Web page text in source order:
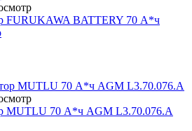
FURUKAWA BATTERY 70 А*ч
MUTLU 70 А*ч AGM L3.70.076.А